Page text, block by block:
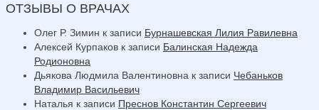
ОТЗЫВЫ О ВРАЧАХ
Олег Р. Зимин к записи Бурнашевская Лилия Равилевна
Алексей Курпаков к записи Балинская Надежда
Родионовна
Дьякова Людмила Валентиновна к записи Чебаньков
Владимир Васильевич
Наталья к записи Преснов Константин Сергеевич